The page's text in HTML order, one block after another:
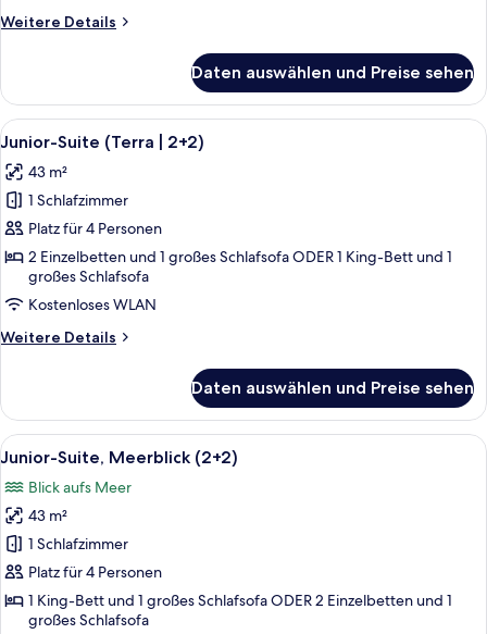
Weitere Details
Weitere
Suite
(Solstice)
Daten auswählen und Preise sehen
Alle
Fotos
für
Junior-
Suite
(Terra
2+2)
anzeigen
Hochwertige Bettwaren, Minibar,
5
Junior-Suite (Terra | 2+2)
43 m²
1 Schlafzimmer
Platz für 4 Personen
2 Einzelbetten und 1 großes Schlafsofa ODER 1 King-Bett und 1
großes Schlafsofa
Kostenloses WLAN
Weitere Details
Weitere
Suite
(Terra
|
Daten auswählen und Preise sehen
Alle
Fotos
für
Junior-
Suite,
Meerblick
(2+2)
anzeigen
Hochwertige Bettwaren, Minibar,
11
Junior-Suite, Meerblick (2+2)
Blick aufs Meer
43 m²
1 Schlafzimmer
Platz für 4 Personen
1 King-Bett und 1 großes Schlafsofa ODER 2 Einzelbetten und 1
großes Schlafsofa